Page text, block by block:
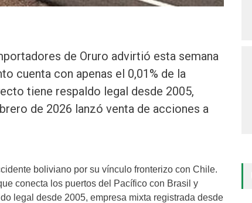
de Oruro advirtió esta semana
cuenta con apenas el 0,01% de la
tiene respaldo legal desde 2005,
de 2026 lanzó venta de acciones a
boliviano por su vínculo fronterizo con Chile.
conecta los puertos del Pacífico con Brasil y
legal desde 2005, empresa mixta registrada desde